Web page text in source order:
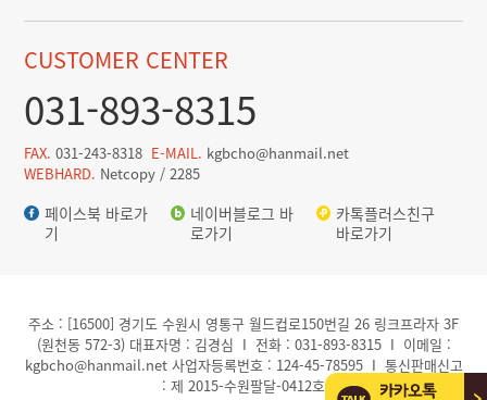
CUSTOMER CENTER
031-893-8315
FAX. 031-243-8318 E-MAIL. kgbcho@hanmail.net
WEBHARD. Netcopy / 2285
페이스북 바로가
기
네이버블로그 바
로가기
카톡플러스친구
바로가기
주소 : [16500] 경기도 수원시 영통구 월드컵로150번길 26 링크프라자 3F
(원천동 572-3) 대표자명 : 김경심 I 전화 : 031-893-8315 I 이메일 :
kgbcho@hanmail.net 사업자등록번호 : 124-45-78595 I 통신판매신고
: 제 2015-수원팔달-0412호